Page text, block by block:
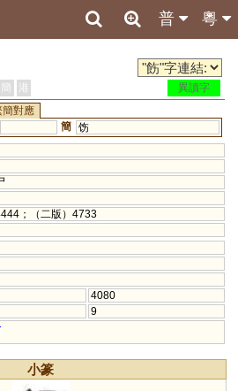
粵
普
簡 港
異讀字
簡對應
簡 饬
；（二版）4733
4080
9
小篆